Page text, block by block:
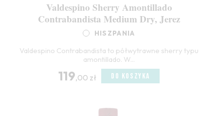
Valdespino Sherry Amontillado
Contrabandista Medium Dry, Jerez
HISZPANIA
Valdespino Contrabandista to półwytrawne sherry typu
amontillado. W...
119,00 zł DO KOSZYKA